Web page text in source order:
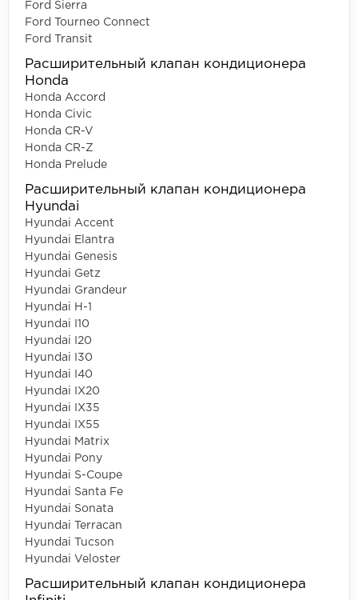
Ford Sierra
Ford Tourneo Connect
Ford Transit
Расширительный клапан кондиционера
Honda
Honda Accord
Honda Civic
Honda CR-V
Honda CR-Z
Honda Prelude
Расширительный клапан кондиционера
Hyundai
Hyundai Accent
Hyundai Elantra
Hyundai Genesis
Hyundai Getz
Hyundai Grandeur
Hyundai H-1
Hyundai I10
Hyundai I20
Hyundai I30
Hyundai I40
Hyundai IX20
Hyundai IX35
Hyundai IX55
Hyundai Matrix
Hyundai Pony
Hyundai S-Coupe
Hyundai Santa Fe
Hyundai Sonata
Hyundai Terracan
Hyundai Tucson
Hyundai Veloster
Расширительный клапан кондиционера